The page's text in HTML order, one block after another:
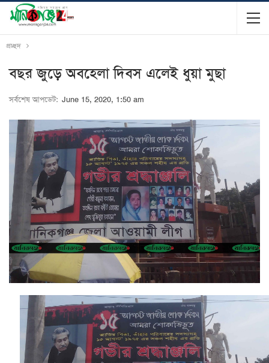
প্রচ্ছদ
বছর জুড়ে অবহেলা দিবস এলেই ধুয়া মুছা
সর্বশেষ আপডেট: June 15, 2020, 1:50 am